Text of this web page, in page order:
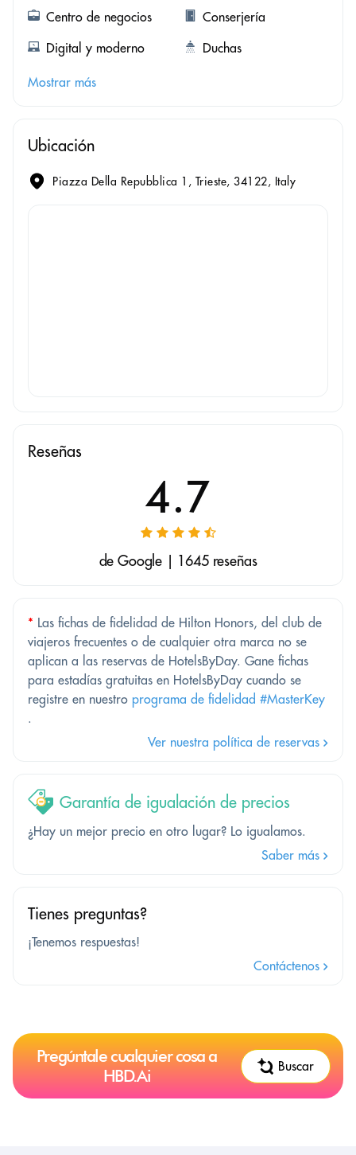
Centro de negocios
Conserjería
Digital y moderno
Duchas
Mostrar más
Ubicación
Piazza Della Repubblica 1, Trieste, 34122, Italy
Reseñas
4.7
de Google | 1645 reseñas
* Las fichas de fidelidad de Hilton Honors, del club de
viajeros frecuentes o de cualquier otra marca no se
aplican a las reservas de HotelsByDay. Gane fichas
para estadías gratuitas en HotelsByDay cuando se
registre en nuestro programa de fidelidad #MasterKey
.
Ver nuestra política de reservas
Garantía de igualación de precios
¿Hay un mejor precio en otro lugar? Lo igualamos.
Saber más
Tienes preguntas?
¡Tenemos respuestas!
Contáctenos
Pregúntale cualquier cosa a
HBD.Ai
Buscar